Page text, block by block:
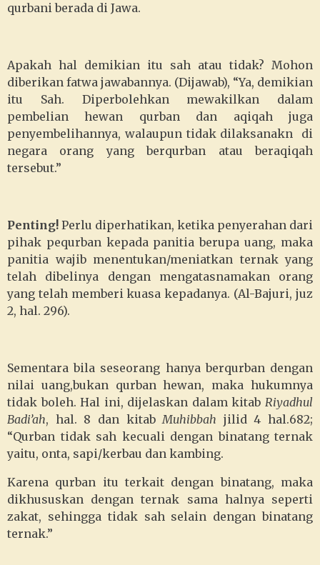
qurbani berada di Jawa.
Apakah hal demikian itu sah atau tidak? Mohon
diberikan fatwa jawabannya. (Dijawab), “Ya, demikian
itu Sah. Diperbolehkan mewakilkan dalam
pembelian hewan qurban dan aqiqah juga
penyembelihannya, walaupun tidak dilaksanakn di
negara orang yang berqurban atau beraqiqah
tersebut.”
Penting! Perlu diperhatikan, ketika penyerahan dari
pihak pequrban kepada panitia berupa uang, maka
panitia wajib menentukan/meniatkan ternak yang
telah dibelinya dengan mengatasnamakan orang
yang telah memberi kuasa kepadanya. (Al-Bajuri, juz
2, hal. 296).
Sementara bila seseorang hanya berqurban dengan
nilai uang,bukan qurban hewan, maka hukumnya
tidak boleh. Hal ini, dijelaskan dalam kitab Riyadhul
Badi’ah, hal. 8 dan kitab Muhibbah jilid 4 hal.682;
“Qurban tidak sah kecuali dengan binatang ternak
yaitu, onta, sapi/kerbau dan kambing.
Karena qurban itu terkait dengan binatang, maka
dikhususkan dengan ternak sama halnya seperti
zakat, sehingga tidak sah selain dengan binatang
ternak.”